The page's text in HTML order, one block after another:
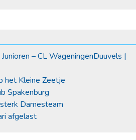
– CL WageningenDuuvels |
het Kleine Zeetje
Spakenburg
Damesteam
afgelast